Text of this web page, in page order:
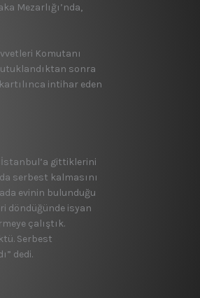
Mezarlığı’nda,
Komutanı
sonra
intihar eden
İstanbul’a gittiklerini
serbest kalmasını
evinin bulunduğu
döndüğünde isyan
çalıştık.
Serbest
dedi.